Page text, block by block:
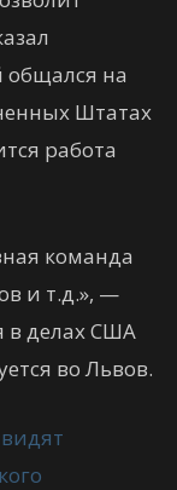
общался на
Штатах
работа
команда
и т.д.», —
в делах США
во Львов.